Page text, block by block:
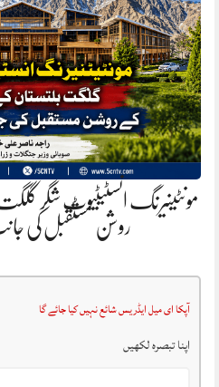
مونٹینیرنگ انسٹیٹیوٹ شگر
روشن مستقبل کی
آپکا ای میل ایڈریس شائع نہیں کیا جائے گا
اپنا تبصرہ لکھیں